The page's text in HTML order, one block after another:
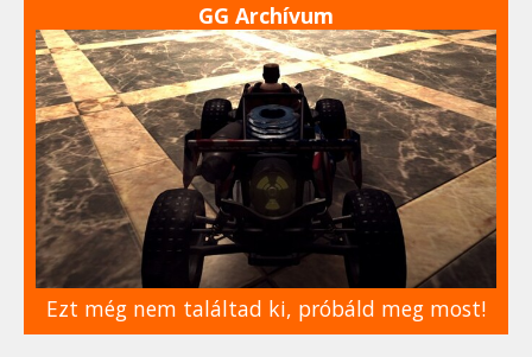
GG Archívum
Ezt még nem találtad ki, próbáld meg most!